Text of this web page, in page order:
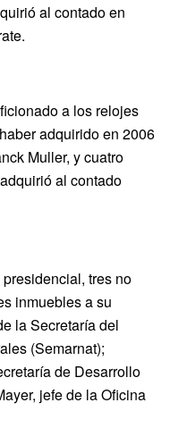
al contado en
a los relojes
adquirido en 2006
Muller, y cuatro
al contado
tres no
inmuebles a su
la Secretaría del
(Semarnat);
de Desarrollo
jefe de la Oficina